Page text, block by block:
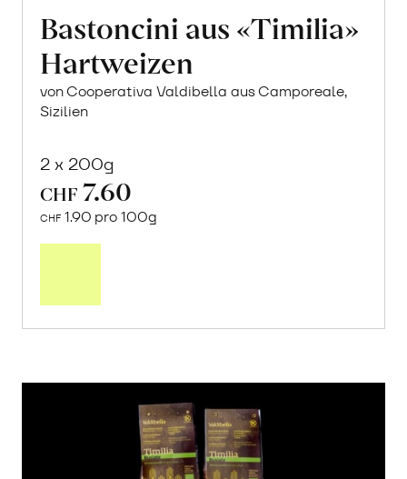
Bastoncini aus «Timilia»
Hartweizen
von Cooperativa Valdibella aus Camporeale,
Sizilien
2 x 200g
CHF 7.60
CHF 1.90 pro 100g